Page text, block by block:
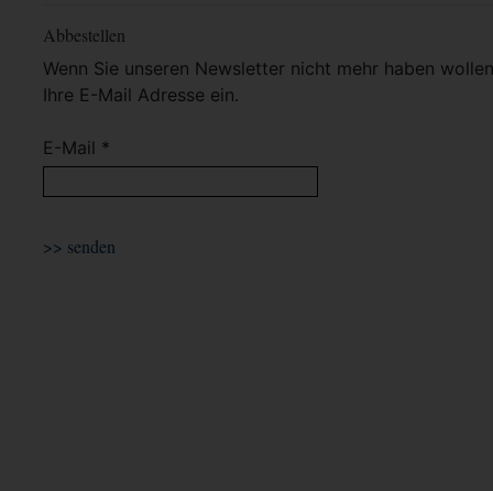
Abbestellen
Wenn Sie unseren Newsletter nicht mehr haben
Ihre E-Mail Adresse ein.
E-Mail *